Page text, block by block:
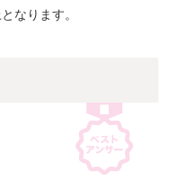
なります。